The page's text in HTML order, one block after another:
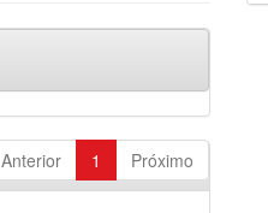
Anterior 1 Próximo